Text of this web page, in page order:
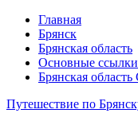
Главная
Брянск
Брянская область
Основные ссылки
Брянская
Путешествие по